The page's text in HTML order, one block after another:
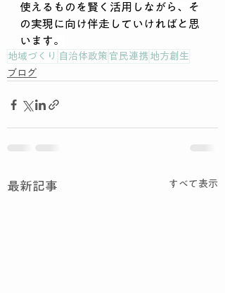
使えるものを賢く活用しながら、そ
の実現に向け伴走していければと思
います。
地域づくり 自治体政策 官民連携 地方創生
ブログ
最新記事 すべて表示